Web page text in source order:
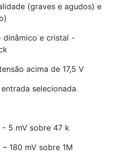
(graves e agudos) e
dinâmico e cristal -
acima de 17,5 V
selecionada
5 mV sobre 47 k
180 mV sobre 1M